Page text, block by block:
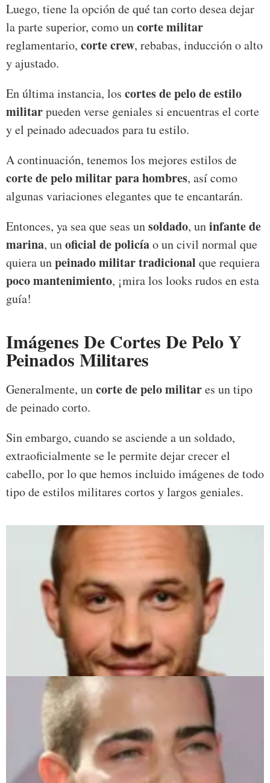
Luego, tiene la opción de qué tan corto desea dejar
la parte superior, como uncorte militar
reglamentario, corte crew, rebabas, inducción o alto
y ajustado.
En última instancia, los cortes de pelo de estilo
militarpueden verse geniales si encuentras el corte
y el peinado adecuados para tu estilo.
A continuación, tenemos los mejores estilos de
corte de pelo militar para hombres, así como
algunas variaciones elegantes que te encantarán.
Entonces, ya sea que seas unsoldado, uninfante de
marina, unoficial de policíao un civil normal que
quiera unpeinado militar tradicional que requiera
poco mantenimiento, ¡mira los looks rudos en esta
guía!
Imágenes De Cortes De Pelo Y
Peinados Militares
Generalmente, uncorte de pelo militares un tipo
de peinado corto.
Sin embargo, cuando se asciende a un soldado,
extraoficialmente se le permite dejar crecer el
cabello, por lo que hemos incluido imágenes de todo
tipo de estilos militares cortos y largos geniales.